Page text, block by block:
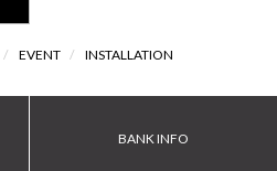
/ EVENT / INSTALLATION
BANK INFO